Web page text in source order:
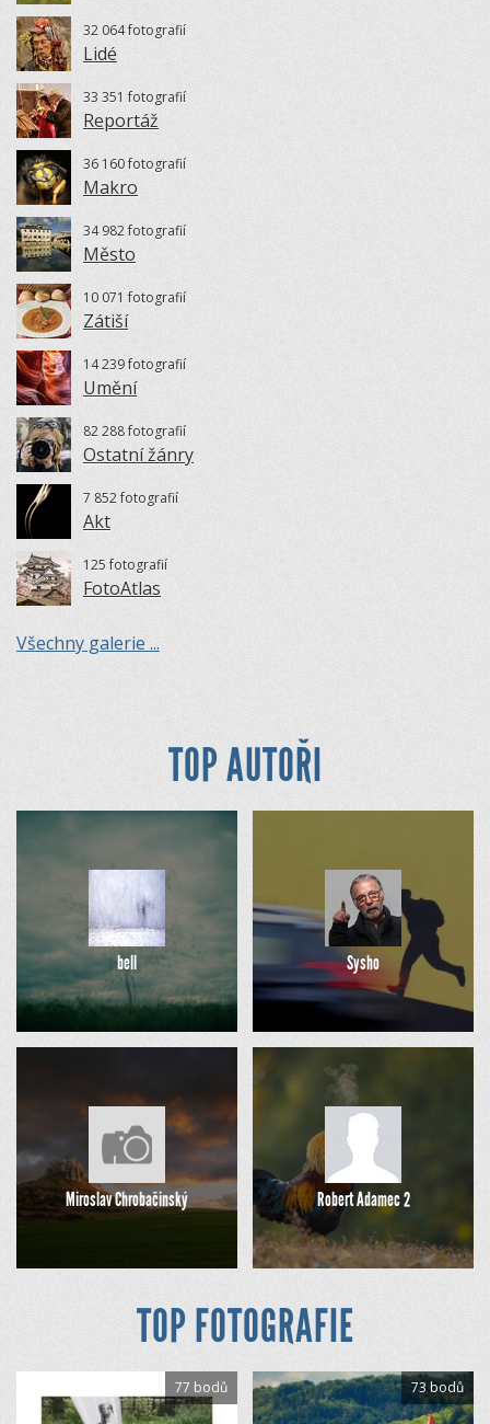
32 064 fotografií
Lidé
33 351 fotografií
Reportáž
36 160 fotografií
Makro
34 982 fotografií
Město
10 071 fotografií
Zátiší
14 239 fotografií
Umění
82 288 fotografií
Ostatní žánry
7 852 fotografií
Akt
125 fotografií
FotoAtlas
Všechny galerie ...
TOP AUTOŘI
bell Sysho
Miroslav Chrobačinský Robert Adamec 2
TOP FOTOGRAFIE
77 bodů 73 bodů